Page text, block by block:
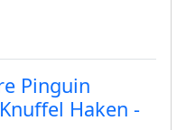
Pinguin
Haken -